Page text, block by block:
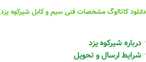
دانلود کاتالوگ مشخصات فنی سیم و کابل شیرکوه یزد
درباره شیرکوه یزد
شرایط ارسال و تحویل